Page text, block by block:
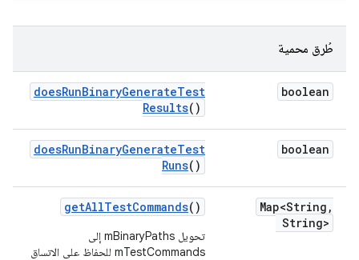
طُرق محمية
boolean
doesRunBinaryGenerateTest
Results()
boolean
doesRunBinaryGenerateTest
Runs()
Map<String ,
String>
getAllTestCommands()
تحويل mBinaryPaths إلى
mTestCommands للحفاظ على الاتساق